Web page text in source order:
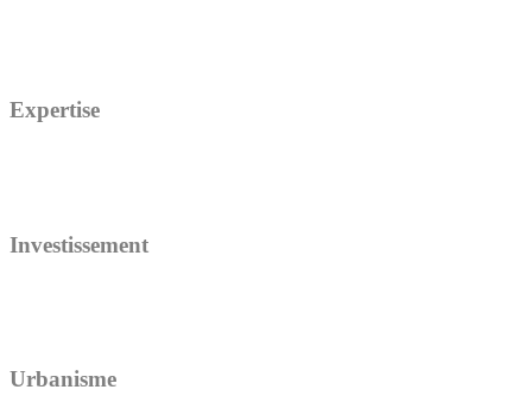
Expertise
Investissement
Urbanisme